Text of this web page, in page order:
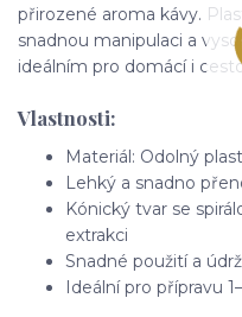
přirozené aroma kávy.
snadnou manipulaci a
ideálním pro domácí i
Vlastnosti:
Materiál: Odolný plast
Lehký a snadno
Kónický tvar se
extrakci
Snadné použití a
Ideální pro přípravu